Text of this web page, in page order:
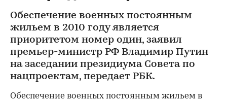
Обеспечение военных постоянным
жильем в 2010 году является
приоритетом номер один, заявил
премьер-министр РФ Владимир Путин
на заседании президиума Совета по
нацпроектам, передает РБК.
Обеспечение военных постоянным жильем в